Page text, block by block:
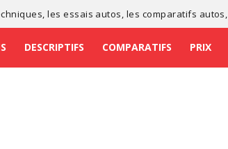
, lesessais autos , les comparatifs autos
DESCRIPTIFS COMPARATIFS PRIX